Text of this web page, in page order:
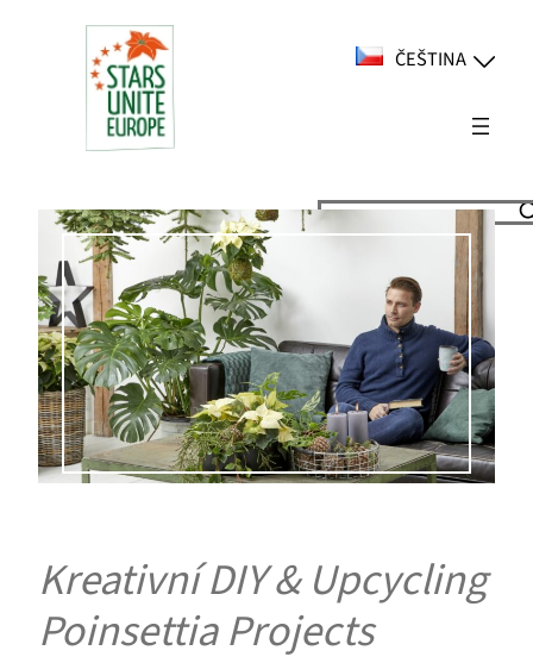
ČEŠTINA
Suchen
Kreativní DIY & Upcycling
Poinsettia Projects